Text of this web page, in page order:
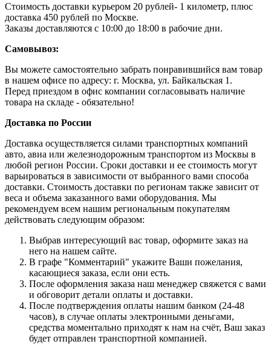
Стоимость доставки курьером 20 рублей- 1 километр, плюс
доставка 450 рублей по Москве.
Заказы доставляются с 10:00 до 18:00 в рабочие дни.
Самовывоз:
Вы можете самостоятельно забрать понравившийся вам товар
в нашем офисе по адресу: г. Москва, ул. Байкальская 1.
Перед приездом в офис компании согласовывать наличие
товара на складе - обязательно!
Доставка по России
Доставка осуществляется силами транспортных компаний
авто, авиа или железнодорожным транспортом из Москвы в
любой регион России. Сроки доставки и ее стоимость могут
варьироваться в зависимости от выбранного вами способа
доставки. Стоимость доставки по регионам также зависит от
веса и объема заказанного вами оборудования. Мы
рекомендуем всем нашим региональным покупателям
действовать следующим образом:
Выбрав интересующий вас товар, оформите заказ на
него на нашем сайте.
В графе "Комментарий" укажите Ваши пожелания,
касающиеся заказа, если они есть.
После оформления заказа наш менеджер свяжется с вами
и обговорит детали оплаты и доставки.
После подтверждения оплаты нашим банком (24-48
часов), в случае оплаты электронными деньгами,
средства моментально приходят к нам на счёт, Ваш заказ
будет отправлен транспортной компанией.